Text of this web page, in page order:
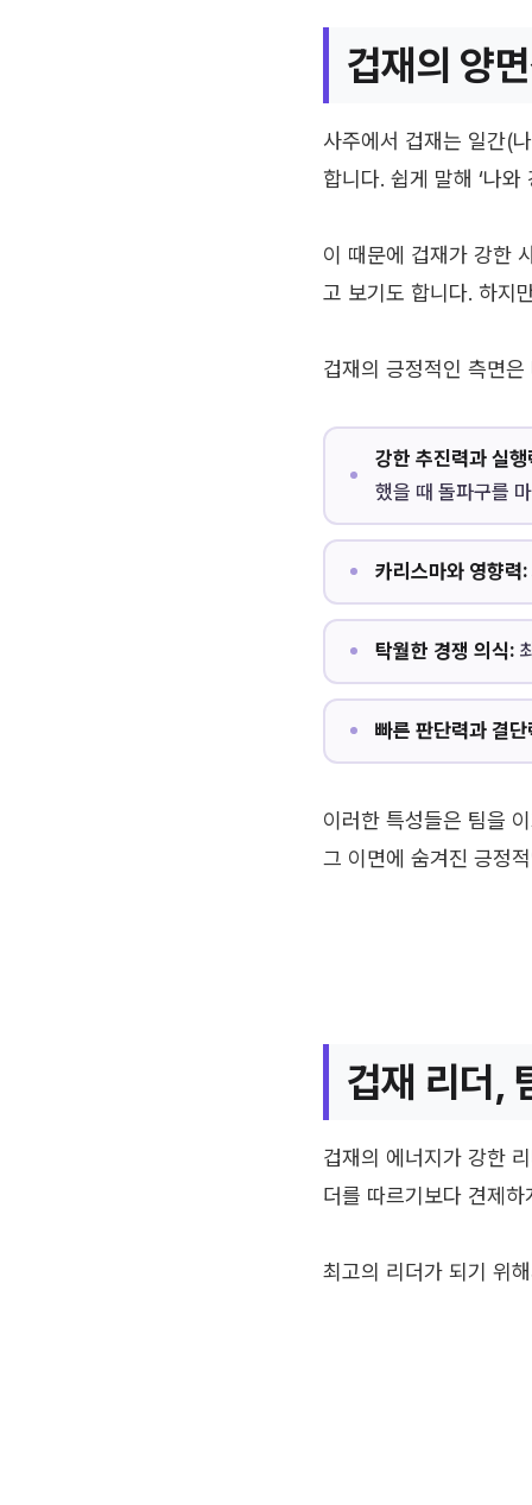
겁재의 양
사주에서 겁재는 일간(
합니다. 쉽게 말해 ‘나와
이 때문에 겁재가 강한
고 보기도 합니다. 하지
겁재의 긍정적인 측면
강한 추진력과 실행
했을 때 돌파구를
카리스마와 영향력:
탁월한 경쟁 의식:
빠른 판단력과 결단
이러한 특성들은 팀을
그 이면에 숨겨진 긍정
겁재 리더,
겁재의 에너지가 강한
더를 따르기보다 견제
최고의 리더가 되기 위